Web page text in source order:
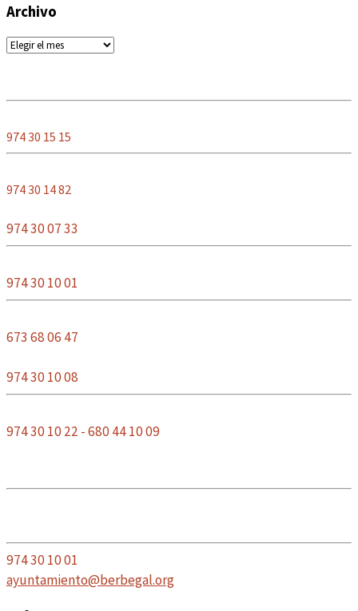
Archivo
Archivo
974 30 15 15
974 30 14 82
974 30 07 33
974 30 10 01
673 68 06 47
974 30 10 08
974 30 10 22 - 680 44 10 09
974 30 10 01
ayuntamiento@berbegal.org